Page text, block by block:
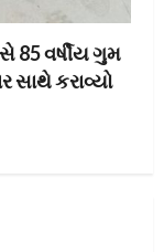
85 વર્ષીય ગુમ
સાથે કરાવ્યો